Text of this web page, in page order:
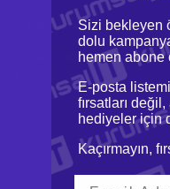
sağlar. İç kısmındaki
zorluklara dayanıklı
rahat ettirir. Bu çanta, her
Sizi bekleyen
dolu
hemen abone
E-posta
fırsatları
hediyeler için
Kaçırmayın,